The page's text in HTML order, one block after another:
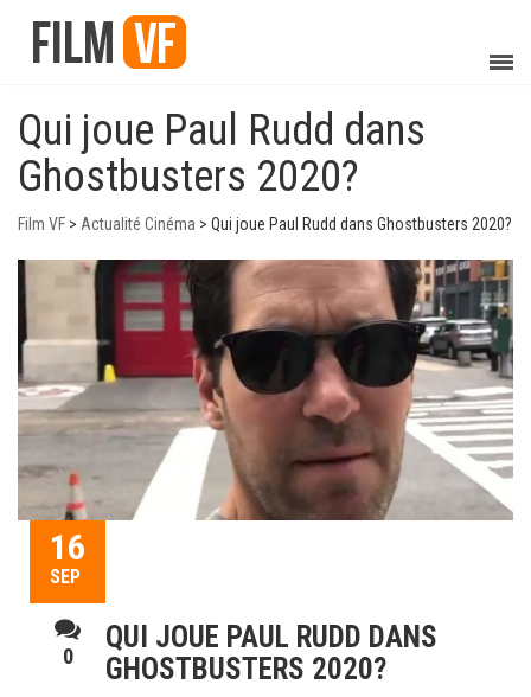
Qui joue Paul Rudd dans
Ghostbusters 2020?
Film VF > Actualité Cinéma > Qui joue Paul Rudd dans Ghostbusters 2020?
16
SEP
0
QUI JOUE PAUL RUDD DANS
GHOSTBUSTERS 2020?